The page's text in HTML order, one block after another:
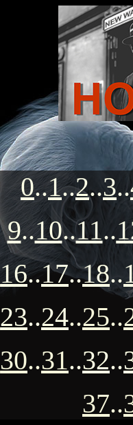
0..1..2..3..
9..10..11..
16..17..18..
23..24..25..
30..31..32..
37..